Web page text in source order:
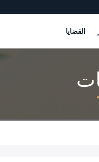
القضايا